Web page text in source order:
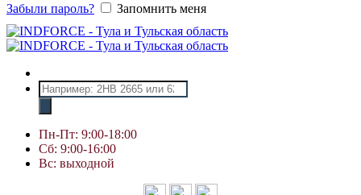
Забыли пароль? Запомнить меня
Поиск
товаров
Пн-Пт: 9:00-18:00
Сб: 9:00-16:00
Вс: выходной